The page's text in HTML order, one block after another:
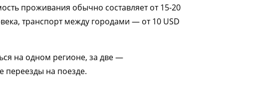
проживания обычно составляет от 15-20
транспорт между городами — от 10 USD
на одном регионе, за две —
переезды на поезде.